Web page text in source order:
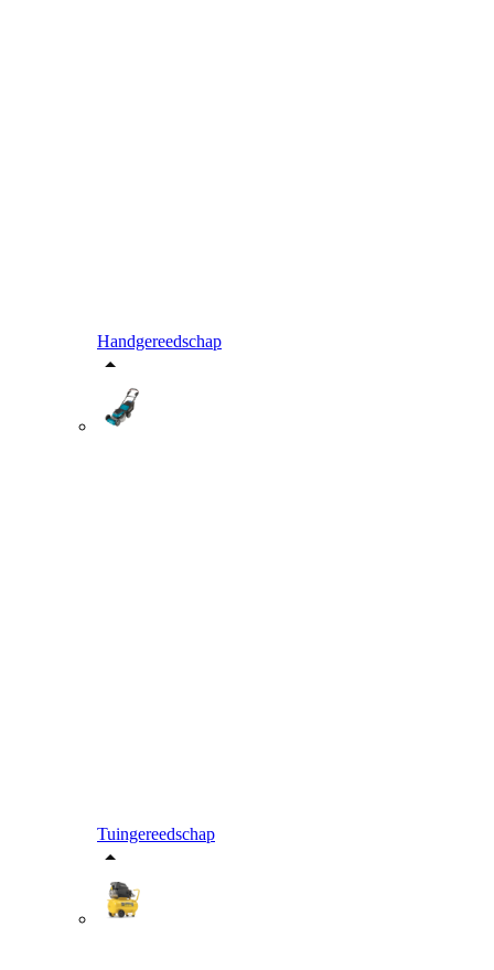
Handgereedschap
Tuingereedschap